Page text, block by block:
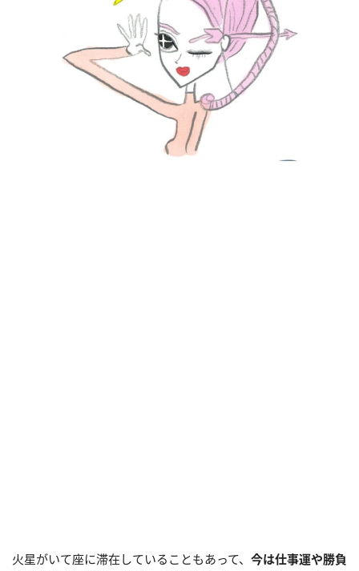
火星がいて座に滞在していることもあって、 今は仕事運や勝負